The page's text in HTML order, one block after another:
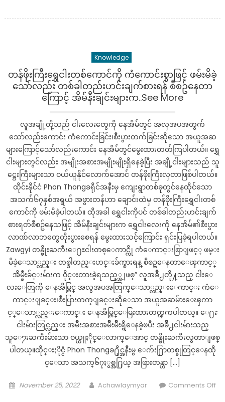
ရ
တဲ့
ဝေဒနာ
ပျောက်
မျှဝေ
ထား
တဲ့
ဆေးအိုးပုပ်ပင်
အစွမ်း
(ရု
ပ္
သံ)
Knowledge
တန်ဖိုးကြီးရွှေငါးတစ်ကောင်ကို ကံကောင်းစွာဖြင့် ဖမ်းမိခဲ့
သော်လည်း တစ်ခါတည်းဟင်းချက်စားရန် စီစဥ်နေတာ
ကြောင့် အိမ်နီးချင်းများက..See More
လူအချို့တို့သည် ငါးလေးတွေကို နေအိမ်တွင် အလှအပအတွက်
သော်လည်းကောင်း ကံကောင်းခြင်း၊စီးပွားတက်ခြင်းဆိုသော အယူအဆ
များကြောင့်သော်လည်းကောင်း နေအိမ်တွင်မွေးထားတတ်ကြပါတယ်။ ရွှေ
ငါးများတွင်လည်း အမျိုးအစားအမျိုးမျိုးရှိနေခဲ့ပြီး အချို့ငါးများသည် သူ
ဋ္ဌေးကြီးများသာ ဝယ်ယူနိုင်လောက်အောင် တန်ဖိုးကြီးလှတာဖြစ်ပါတယ်။
ထိုင်းနိုင်ငံ Phon Thongခရိုင်အနီးမှ ကျေးရွာတစ်ခုတွင်နေထိုင်သော
အသက်၆၇နှစ်အရွယ် အဖွားတန်ဟာ ချောင်းထဲမှ တန်ဖိုးကြီးရွှေငါးတစ်
ကောင်ကို ဖမ်းမိခဲ့ပါတယ်။ ထိုအခါ ရွှေငါးကိုပင် တစ်ခါတည်းဟင်းချက်
စားရတ်စီစဥ်နေသ​ဖြင့် အိမ်နီးချင်းများက ရွှေငါးလေးကို နေအိမ်၏စီးပွား
လာဏ်လာဘတွေတိုးပွားစေရန် မွေးထားသင့်ကြောင်း ရှင်းပြခဲ့ရပါတယ်။
Zawgyi တန္ဖိုးႀကီးေ႐ႊငါးတစ္ေကာင္ကို ကံေကာင္းစြာျဖင့္ ဖမ္း
မိခဲ့ေသာ္လည္း တစ္ခါတည္းဟင္းခ်က္စားရန္ စီစဥ္ေနတာေၾကာင့္
အိမ္နီးခ်င္းမ်ားက ဝိုင္းတားခဲ့ရသည့္အျဖစ္” လူအခ်ိဳ႕တို႔သည္ ငါးေ
လးေတြကို ေနအိမ္တြင္ အလွအပအတြက္ေသာ္လည္းေကာင္း ကံေ
ကာင္းျခင္း၊စီးပြားတက္ျခင္းဆိုေသာ အယူအဆမ်ားေၾကာ
င့္ေသာ္လည္းေကာင္း ေနအိမ္တြင္ေမြးထားတတ္ၾကပါတယ္။ ေ႐ႊ
ငါးမ်ားတြင္လည္း အမ်ိဳးအစားအမ်ိဳးမ်ိဳးရွိေနခဲ့ၿပီး အခ်ိဳ႕ငါးမ်ားသည္
သူေ႒းႀကီးမ်ားသာ ဝယ္ယူႏိုင္ေလာက္ေအာင္ တန္ဖိုးႀကီးလွတာျဖစ္
ပါတယ္။ထိုင္းႏိုင္ငံ Phon Thongခ႐ိုင္အနီးမွ ေက်း႐ြာတစ္ခုတြင္ေနထို
င္ေသာ အသက္၆၇ႏွစ္အ႐ြယ္ အဖြားတန္ဟာ […]
Posted
November 25, 2022 Author
Achawlaymyar
Comments Off